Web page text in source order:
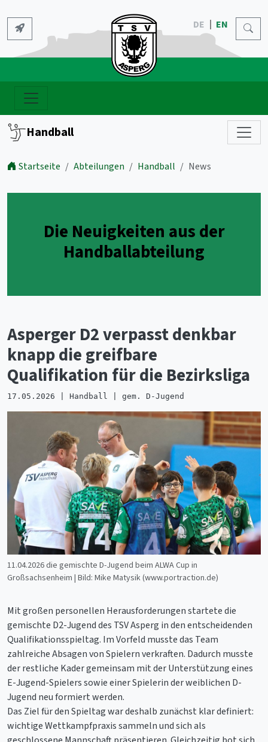
DE EN
Handball
Startseite Abteilungen Handball News
Die Neuigkeiten aus der
Handballabteilung
Asperger D2 verpasst denkbar
knapp die greifbare
Qualifikation für die Bezirksliga
17.05.2026 | Handball | gem. D-Jugend
11.04.2026 die gemischte D-Jugend beim ALWA Cup in
Großsachsenheim | Bild: Mike Matysik (www.portraction.de)
Mit großen personellen Herausforderungen startete die
gemischte D2-Jugend des TSV Asperg in den entscheidenden
Qualifikationsspieltag. Im Vorfeld musste das Team
zahlreiche Absagen von Spielern verkraften. Dadurch musste
der restliche Kader gemeinsam mit der Unterstützung eines
E-Jugend-Spielers sowie einer Spielerin der weiblichen D-
Jugend neu formiert werden.
Das Ziel für den Spieltag war deshalb zunächst klar definiert:
wichtige Wettkampfpraxis sammeln und sich als